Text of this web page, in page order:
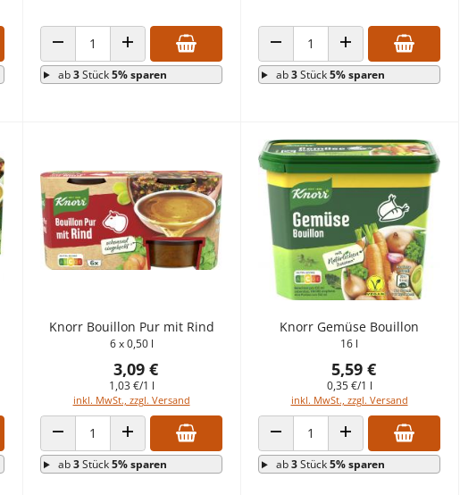
ANZAHL VERRINGERNANZAHL ERHÖHEN
ab3Stück5% sparen
ANZAHL VERRINGERNANZAHL ERHÖHEN
ab3Stück5% sparen
Knorr Bouillon Pur mit Rind
6 x 0,50 l
3,09 €
1,03 €/1 l
inkl. MwSt., zzgl. Versand
ANZAHL VERRINGERNANZAHL ERHÖHEN
ab3Stück5% sparen
Knorr Gemüse Bouillon
16 l
5,59 €
0,35 €/1 l
inkl. MwSt., zzgl. Versand
ANZAHL VERRINGERNANZAHL ERHÖHEN
ab3Stück5% sparen